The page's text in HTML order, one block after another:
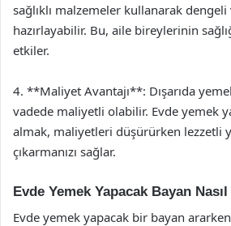
sağlıklı malzemeler kullanarak
hazırlayabilir. Bu, aile bireylerinin
etkiler.
4. **Maliyet Avantajı**: Dışarıda
vadede maliyetli olabilir. Evde yemek
almak, maliyetleri düşürürken lezzetli
çıkarmanızı sağlar.
Evde Yemek Yapacak Bayan
Evde yemek yapacak bir bayan